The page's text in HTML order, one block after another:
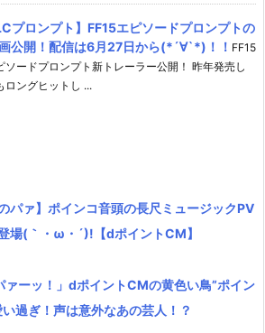
プロンプト】FF15エピソードプロンプトの
公開！配信は6月27日から(*´∀`*)！！ FF15
ードプロンプト新トレーラー公開！ 昨年発売し
ロングヒットし ...
のパァ】ポインコ音頭の長尺ミュージックPV
場(｀・ω・´)!【dポイントCM】
ァーッ！」dポイントCMの黄色い鳥”ポイン
い過ぎ！声は意外なあの芸人！？